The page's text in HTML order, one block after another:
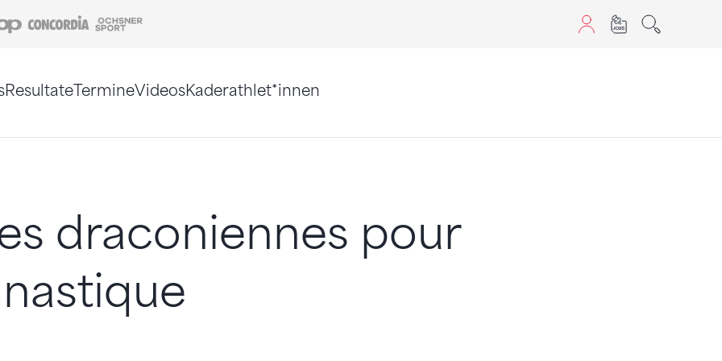
Coop Concordia
ResultateTermineVideosKaderathlet*innen
draconiennes pour